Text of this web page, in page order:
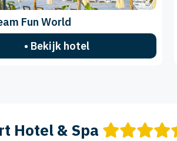
Fun World
• Bekijk hotel
Hotel & Spa